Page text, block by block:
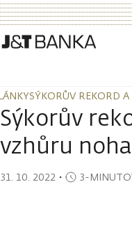
SÝKORŮV REKORD
SÝKORŮV REKORD
Sýkorův
vzhůru
31. 10. 2022 ・ 3-